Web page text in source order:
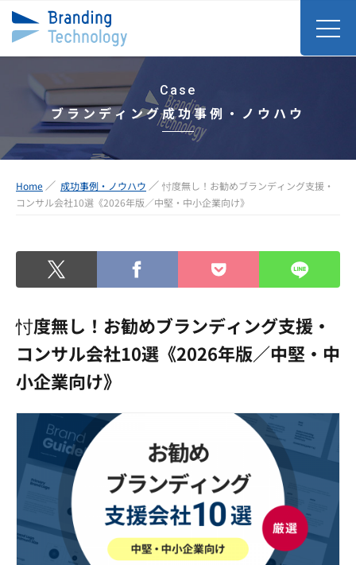
Case
ブランディング成功事例・ノウハウ
Home 成功事例・ノウハウ
忖度無し！お勧めブランディング支援・
コンサル会社10選《2026年版／中堅・中小企業向け》
忖度無し！お勧めブランディング支援・
コンサル会社10選《2026年版／中堅・中
小企業向け》